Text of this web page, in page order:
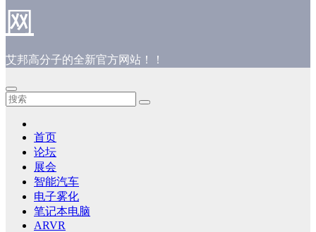
网
艾邦高分子的全新官方网站！！
首页
论坛
展会
智能汽车
电子雾化
笔记本电脑
ARVR